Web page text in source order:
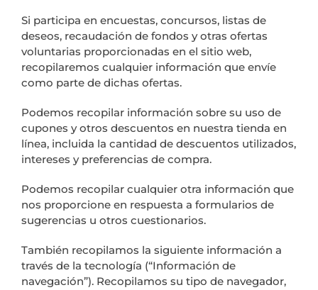
Si participa en encuestas, concursos, listas de
deseos, recaudación de fondos y otras ofertas
voluntarias proporcionadas en el sitio web,
recopilaremos cualquier información que envíe
como parte de dichas ofertas.
Podemos recopilar información sobre su uso de
cupones y otros descuentos en nuestra tienda en
línea, incluida la cantidad de descuentos utilizados,
intereses y preferencias de compra.
Podemos recopilar cualquier otra información que
nos proporcione en respuesta a formularios de
sugerencias u otros cuestionarios.
También recopilamos la siguiente información a
través de la tecnología (“Información de
navegación”). Recopilamos su tipo de navegador,